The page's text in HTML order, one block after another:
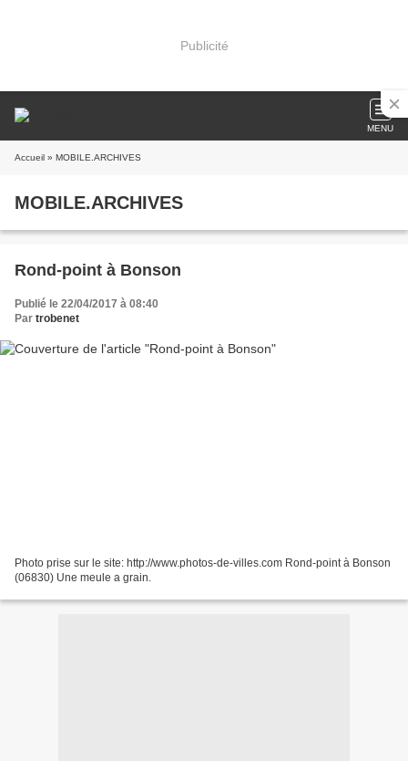
Publicité
MENU
Accueil » MOBILE.ARCHIVES
MOBILE.ARCHIVES
Rond-point à Bonson
Publié le 22/04/2017 à 08:40
Par trobenet
Photo prise sur le site: http://www.photos-de-villes.com Rond-point à Bonson
(06830) Une meule a grain.